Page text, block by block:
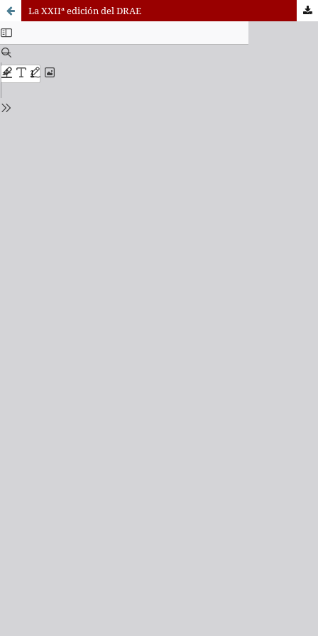
La XXIIª edición del DRAE